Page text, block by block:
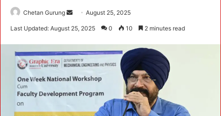
Chetan Gurung
a
e
m
August 25, 2025
Last Updated: August 25, 2025 0 10 2 minutes read